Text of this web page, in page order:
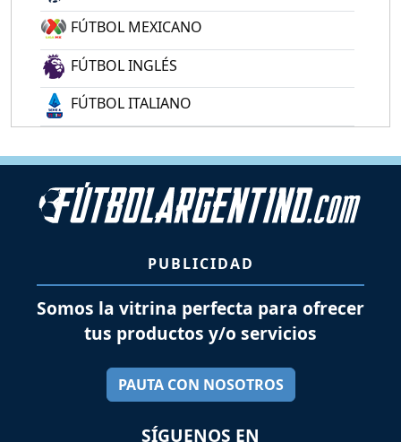
FÚTBOL MEXICANO
FÚTBOL INGLÉS
FÚTBOL ITALIANO
PUBLICIDAD
Somos la vitrina perfecta para ofrecer
tus productos y/o servicios
PAUTA CON NOSOTROS
SÍGUENOS EN